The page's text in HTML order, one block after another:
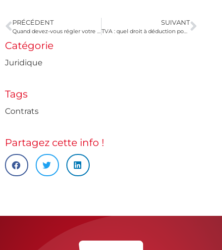
PRÉCÉDENT
Quand devez-vous régler votre contribution à la formation professionnelle ?
SUIVANT
TVA : quel droit à déduction pour une holding ?
Catégorie
Juridique
Tags
Contrats
Partagez cette info !